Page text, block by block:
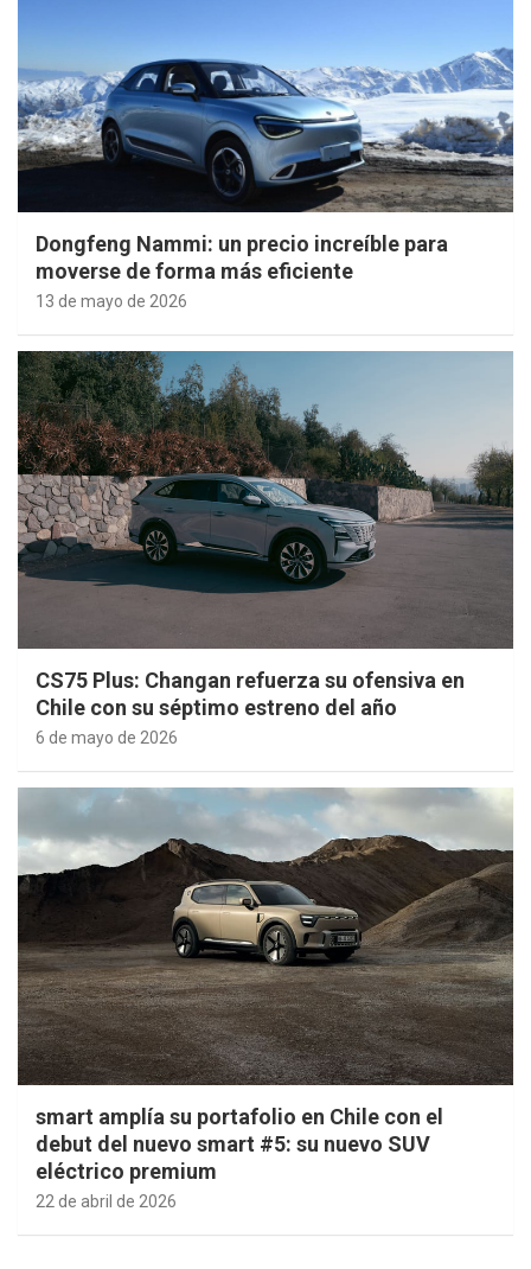
Dongfeng Nammi: un precio increíble para
moverse de forma más eficiente
13 de mayo de 2026
CS75 Plus: Changan refuerza su ofensiva en
Chile con su séptimo estreno del año
6 de mayo de 2026
smart amplía su portafolio en Chile con el
debut del nuevo smart #5: su nuevo SUV
eléctrico premium
22 de abril de 2026